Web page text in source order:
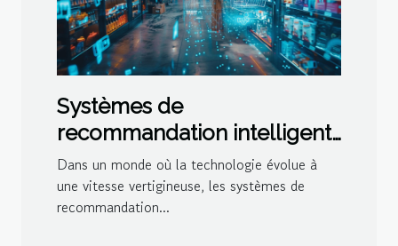
Systèmes de
recommandation intelligents
comment ils redéfinissent le
commerce électronique et
les médias
Dans un monde où la technologie évolue à
une vitesse vertigineuse, les systèmes de
recommandation...